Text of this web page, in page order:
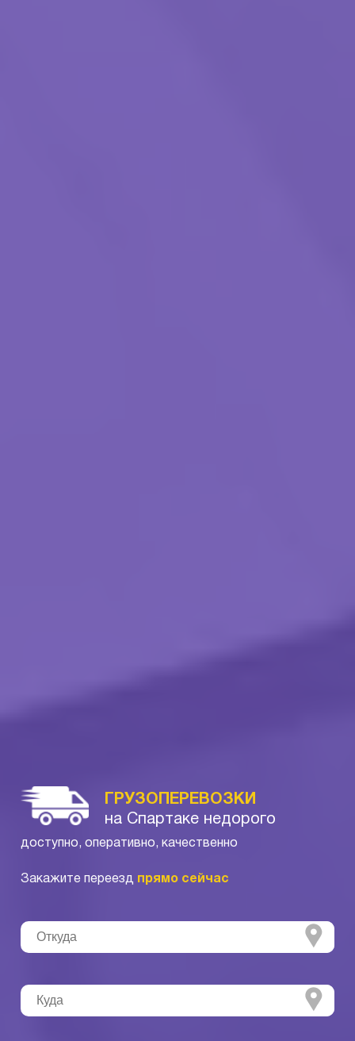
ГРУЗОПЕРЕВОЗКИ
на Спартаке недорого
доступно, оперативно, качественно
Закажите переезд прямо сейчас